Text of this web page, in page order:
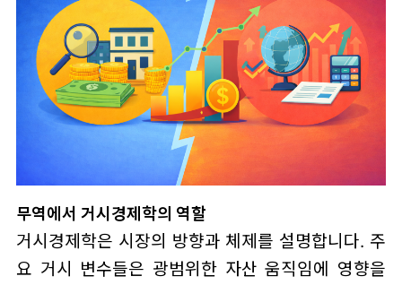
무역에서 거시경제학의 역할
거시경제학은 시장의 방향과 체제를 설명합니다. 주
요 거시 변수들은 광범위한 자산 움직임에 영향을